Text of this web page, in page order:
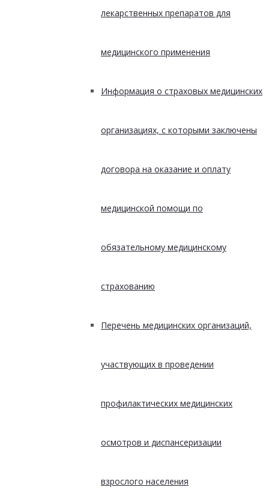
лекарственных препаратов для
медицинского применения
Информация о страховых медицинских
организациях, с которыми заключены
договора на оказание и оплату
медицинской помощи по
обязательному медицинскому
страхованию
Перечень медицинских организаций,
участвующих в проведении
профилактических медицинских
осмотров и диспансеризации
взрослого населения